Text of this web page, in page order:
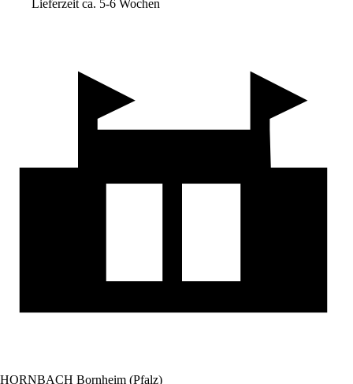
Lieferzeit ca. 5-6 Wochen
HORNBACH Bornheim (Pfalz)